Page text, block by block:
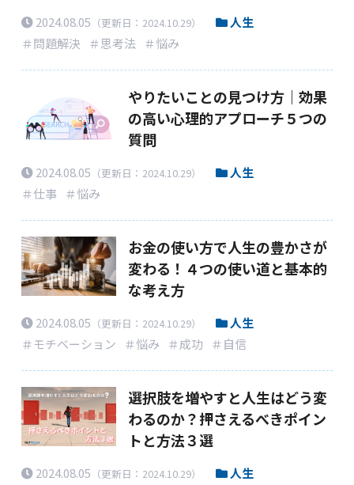
2024.08.05 （更新日：2024.10.29）
人生
＃問題解決
＃思考法 ＃悩み
やりたいことの見つけ方｜効果
の高い心理的アプローチ５つの
質問
2024.08.05 （更新日：2024.10.29）
人生
＃仕事 ＃悩み
お金の使い方で人生の豊かさが
変わる！４つの使い道と基本的
な考え方
2024.08.05 （更新日：2024.10.29）
人生
＃モチベーション
＃悩み ＃成功 ＃自信
選択肢を増やすと人生はどう変
わるのか？押さえるべきポイン
トと方法３選
2024.08.05 （更新日：2024.10.29）
人生